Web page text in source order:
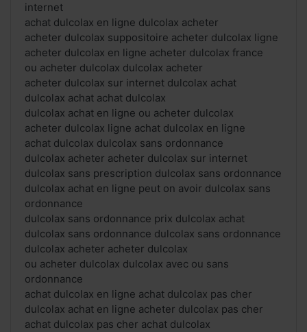
internet
achat dulcolax en ligne dulcolax acheter
acheter dulcolax suppositoire acheter dulcolax ligne
acheter dulcolax en ligne acheter dulcolax france
ou acheter dulcolax dulcolax acheter
acheter dulcolax sur internet dulcolax achat
dulcolax achat achat dulcolax
dulcolax achat en ligne ou acheter dulcolax
acheter dulcolax ligne achat dulcolax en ligne
achat dulcolax dulcolax sans ordonnance
dulcolax acheter acheter dulcolax sur internet
dulcolax sans prescription dulcolax sans ordonnance
dulcolax achat en ligne peut on avoir dulcolax sans
ordonnance
dulcolax sans ordonnance prix dulcolax achat
dulcolax sans ordonnance dulcolax sans ordonnance
dulcolax acheter acheter dulcolax
ou acheter dulcolax dulcolax avec ou sans
ordonnance
achat dulcolax en ligne achat dulcolax pas cher
dulcolax achat en ligne acheter dulcolax pas cher
achat dulcolax pas cher achat dulcolax